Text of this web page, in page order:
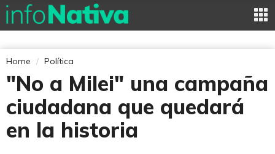
Home Política
"No a Milei" una campaña
ciudadana que quedará
en la historia